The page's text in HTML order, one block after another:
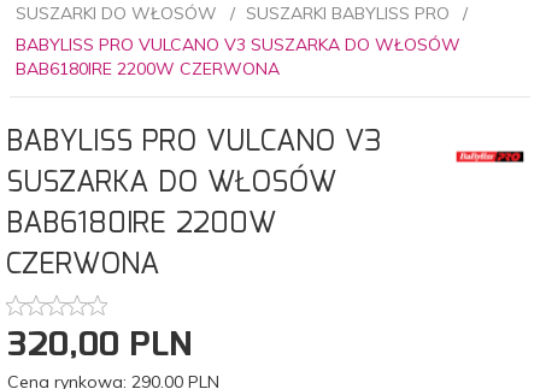
SUSZARKI DO WŁOSÓW
SUSZARKI BABYLISS PRO
BABYLISS PRO VULCANO V3 SUSZARKA DO WŁOSÓW
BAB6180IRE 2200W CZERWONA
BABYLISS PRO VULCANO V3
SUSZARKA DO WŁOSÓW
BAB6180IRE 2200W
CZERWONA
320,00 PLN
Cena rynkowa: 290.00 PLN